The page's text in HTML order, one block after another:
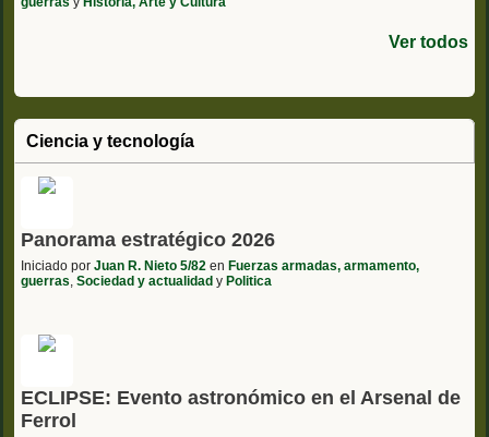
Ver todos
Ciencia y tecnología
Panorama estratégico 2026
Iniciado por Juan R. Nieto 5/82 en Fuerzas armadas, armamento,
guerras Sociedad y actualidad y Politica
ECLIPSE: Evento astronómico en el Arsenal de
Ferrol